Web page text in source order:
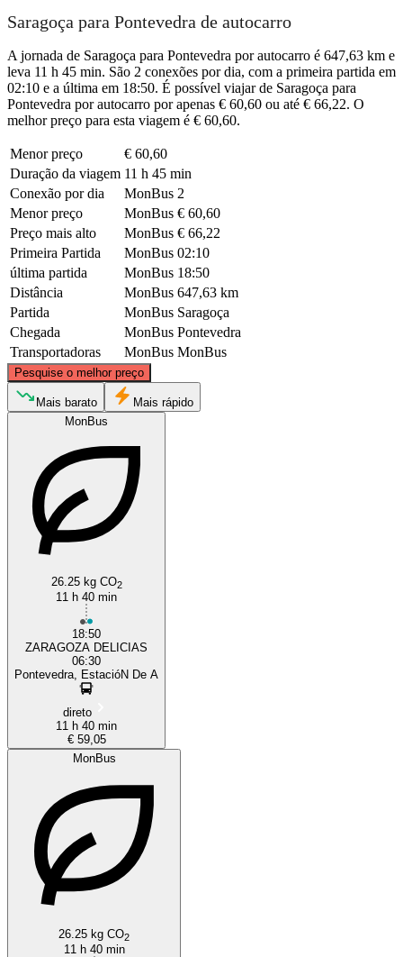
Saragoça para Pontevedra de autocarro
A jornada de Saragoça para Pontevedra por autocarro é 647,63 km e
leva 11 h 45 min. São 2 conexões por dia, com a primeira partida em
02:10 e a última em 18:50. É possível viajar de Saragoça para
Pontevedra por autocarro por apenas € 60,60 ou até € 66,22. O
melhor preço para esta viagem é € 60,60.
Menor preço
€ 60,60
Duração da viagem 11 h 45 min
Conexão por dia
MonBus 2
Menor preço
MonBus € 60,60
Preço mais alto
MonBus € 66,22
Primeira Partida
MonBus 02:10
última partida
MonBus 18:50
Distância
MonBus 647,63 km
Partida
MonBus Saragoça
Chegada
MonBus Pontevedra
Transportadoras
MonBus MonBus
Pesquise o melhor preço
Pontevedra
©CARTO
Mais barato
Mais rápido
MonBus
26.25 kg CO2
11 h 40 min
18:50
ZARAGOZA DELICIAS
06:30
Pontevedra, EstacióN De A
direto
11 h 40 min
€ 59,05
MonBus
26.25 kg CO2
11 h 40 min